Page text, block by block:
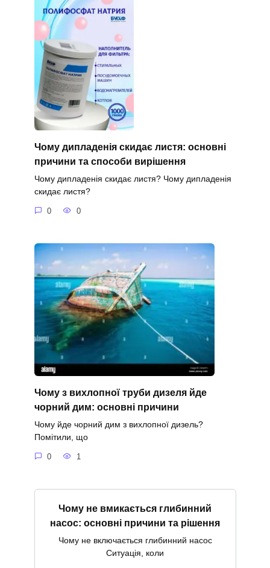
Чому дипладенія скидає листя: основні
причини та способи вирішення
Чому дипладенія скидає листя? Чому дипладенія
скидає листя?
0 0
Чому з вихлопної труби дизеля йде
чорний дим: основні причини
Чому йде чорний дим з вихлопної дизель?
Помітили, що
0 1
Чому не вмикається глибинний
насос: основні причини та рішення
Чому не включається глибинний насос
Ситуація, коли